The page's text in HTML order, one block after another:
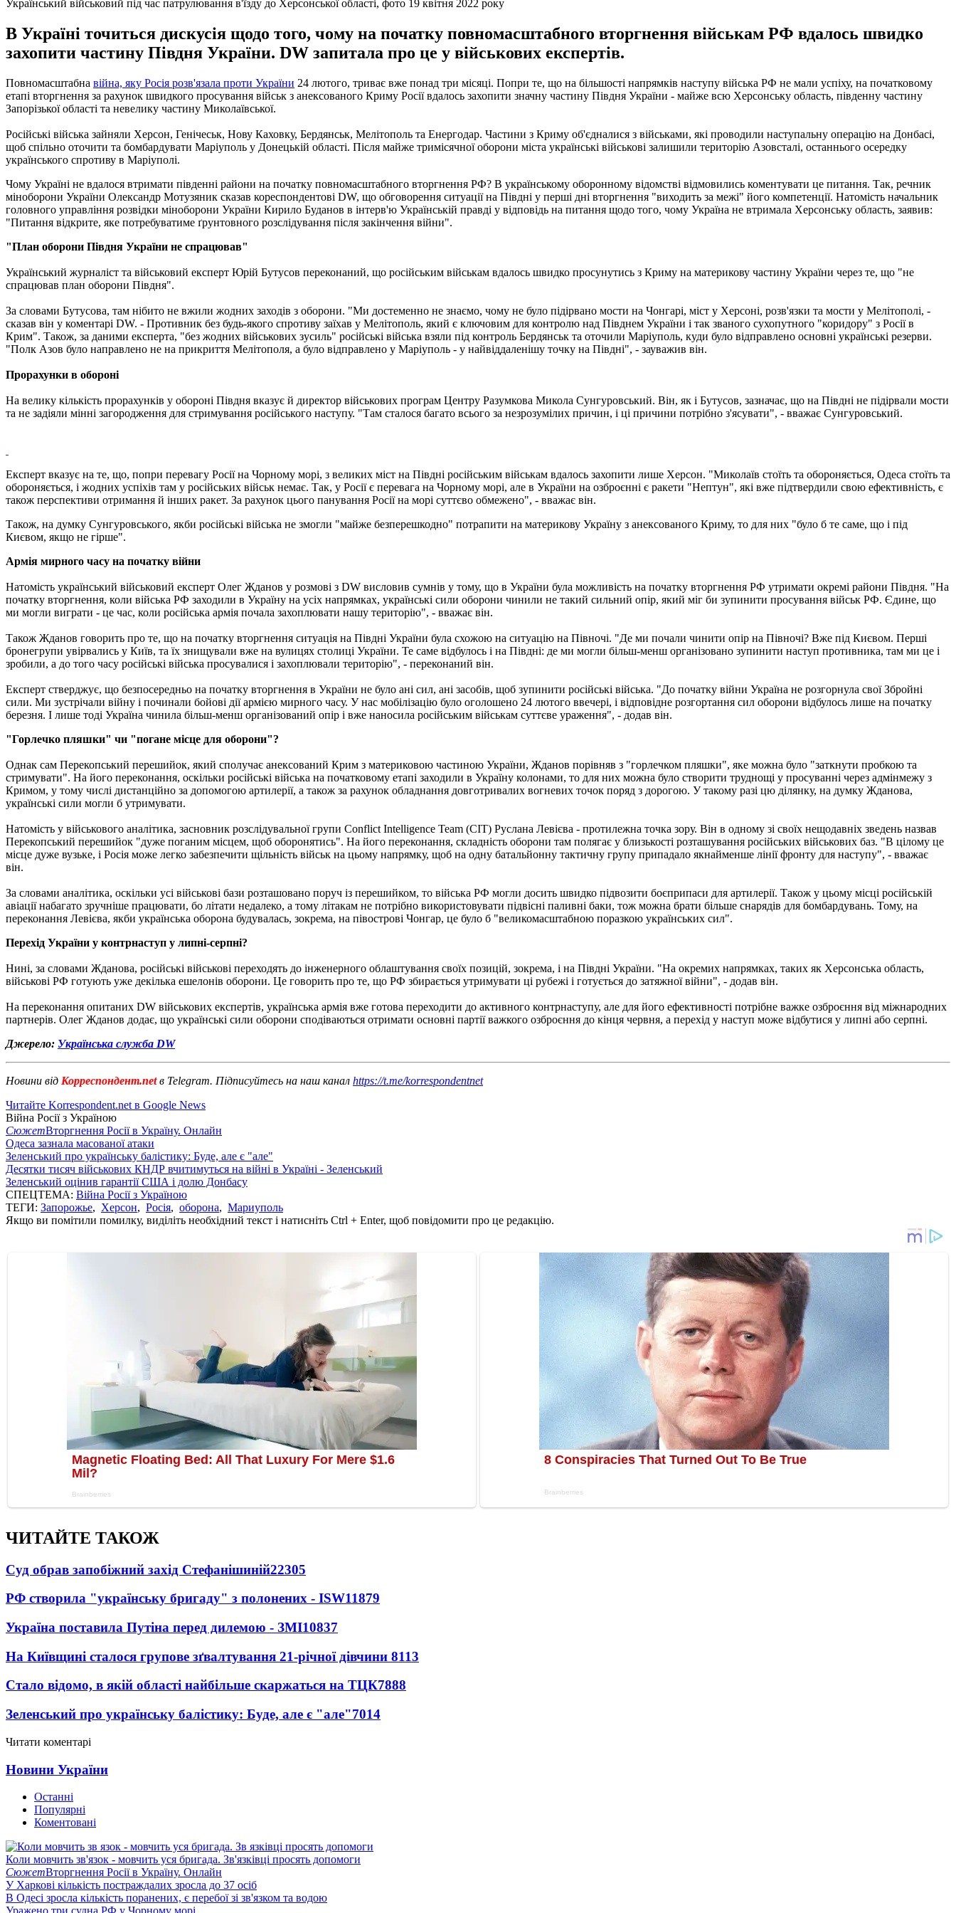
Український військовий під час патрулювання в'їзду до Херсонської області, фото 19 квітня 2022 року
В Україні точиться дискусія щодо того, чому на початку повномасштабного вторгнення військам РФ вдалось швидко
захопити частину Півдня України. DW запитала про це у військових експертів.
Повномасштабна війна, яку Росія розв'язала проти України 24 лютого, триває вже понад три місяці. Попри те, що на більшості напрямків наступу війська РФ не мали успіху, на початковому
етапі вторгнення за рахунок швидкого просування військ з анексованого Криму Росії вдалось захопити значну частину Півдня України - майже всю Херсонську область, південну частину
Запорізької області та невелику частину Миколаївської.
Російські війська зайняли Херсон, Генічеськ, Нову Каховку, Бердянськ, Мелітополь та Енергодар. Частини з Криму об'єдналися з військами, які проводили наступальну операцію на Донбасі,
щоб спільно оточити та бомбардувати Маріуполь у Донецькій області. Після майже тримісячної оборони міста українські військові залишили територію Азовсталі, останнього осередку
українського спротиву в Маріуполі.
Чому Україні не вдалося втримати південні райони на початку повномасштабного вторгнення РФ? В українському оборонному відомстві відмовились коментувати це питання. Так, речник
міноборони України Олександр Мотузяник сказав кореспондентові DW, що обговорення ситуації на Півдні у перші дні вторгнення "виходить за межі" його компетенції. Натомість начальник
головного управління розвідки міноборони України Кирило Буданов в інтерв'ю Українській правді у відповідь на питання щодо того, чому Україна не втримала Херсонську область, заявив:
"Питання відкрите, яке потребуватиме ґрунтовного розслідування після закінчення війни".
"План оборони Півдня України не спрацював"
Український журналіст та військовий експерт Юрій Бутусов переконаний, що російським військам вдалось швидко просунутись з Криму на материкову частину України через те, що "не
спрацював план оборони Півдня".
За словами Бутусова, там нібито не вжили жодних заходів з оборони. "Ми достеменно не знаємо, чому не було підірвано мости на Чонгарі, міст у Херсоні, розв'язки та мости у Мелітополі, -
сказав він у коментарі DW. - Противник без будь-якого спротиву заїхав у Мелітополь, який є ключовим для контролю над Півднем України і так званого сухопутного "коридору" з Росії в
Крим". Також, за даними експерта, "без жодних військових зусиль" російські війська взяли під контроль Бердянськ та оточили Маріуполь, куди було відправлено основні українські резерви.
"Полк Азов було направлено не на прикриття Мелітополя, а було відправлено у Маріуполь - у найвіддаленішу точку на Півдні", - зауважив він.
Прорахунки в обороні
На велику кількість прорахунків у обороні Півдня вказує й директор військових програм Центру Разумкова Микола Сунгуровський. Він, як і Бутусов, зазначає, що на Півдні не підірвали мости
та не задіяли мінні загородження для стримування російського наступу. "Там сталося багато всього за незрозумілих причин, і ці причини потрібно з'ясувати", - вважає Сунгуровський.
Експерт вказує на те, що, попри перевагу Росії на Чорному морі, з великих міст на Півдні російським військам вдалось захопити лише Херсон. "Миколаїв стоїть та обороняється, Одеса стоїть та
обороняється, і жодних успіхів там у російських військ немає. Так, у Росії є перевага на Чорному морі, але в України на озброєнні є ракети "Нептун", які вже підтвердили свою ефективність, є
також перспективи отримання й інших ракет. За рахунок цього панування Росії на морі суттєво обмежено", - вважає він.
Також, на думку Сунгуровського, якби російські війська не змогли "майже безперешкодно" потрапити на материкову Україну з анексованого Криму, то для них "було б те саме, що і під
Києвом, якщо не гірше".
Армія мирного часу на початку війни
Натомість український військовий експерт Олег Жданов у розмові з DW висловив сумнів у тому, що в України була можливість на початку вторгнення РФ утримати окремі райони Півдня. "На
початку вторгнення, коли війська РФ заходили в Україну на усіх напрямках, українські сили оборони чинили не такий сильний опір, який міг би зупинити просування військ РФ. Єдине, що
ми могли виграти - це час, коли російська армія почала захоплювати нашу територію", - вважає він.
Також Жданов говорить про те, що на початку вторгнення ситуація на Півдні України була схожою на ситуацію на Півночі. "Де ми почали чинити опір на Півночі? Вже під Києвом. Перші
бронегрупи увірвались у Київ, та їх знищували вже на вулицях столиці України. Те саме відбулось і на Півдні: де ми могли більш-менш організовано зупинити наступ противника, там ми це і
зробили, а до того часу російські війська просувалися і захоплювали територію", - переконаний він.
Експерт стверджує, що безпосередньо на початку вторгнення в України не було ані сил, ані засобів, щоб зупинити російські війська. "До початку війни Україна не розгорнула свої Збройні
сили. Ми зустрічали війну і починали бойові дії армією мирного часу. У нас мобілізацію було оголошено 24 лютого ввечері, і відповідне розгортання сил оборони відбулось лише на початку
березня. І лише тоді Україна чинила більш-менш організований опір і вже наносила російським військам суттєве ураження", - додав він.
"Горлечко пляшки" чи "погане місце для оборони"?
Однак сам Перекопський перешийок, який сполучає анексований Крим з материковою частиною України, Жданов порівняв з "горлечком пляшки", яке можна було "заткнути пробкою та
стримувати". На його переконання, оскільки російські війська на початковому етапі заходили в Україну колонами, то для них можна було створити труднощі у просуванні через адмінмежу з
Кримом, у тому числі дистанційно за допомогою артилерії, а також за рахунок обладнання довготривалих вогневих точок поряд з дорогою. У такому разі цю ділянку, на думку Жданова,
українські сили могли б утримувати.
Натомість у військового аналітика, засновник розслідувальної групи Conflict Intelligence Team (CIT) Руслана Левієва - протилежна точка зору. Він в одному зі своїх нещодавніх зведень назвав
Перекопський перешийок "дуже поганим місцем, щоб оборонятись". На його переконання, складність оборони там полягає у близькості розташування російських військових баз. "В цілому це
місце дуже вузьке, і Росія може легко забезпечити щільність військ на цьому напрямку, щоб на одну батальйонну тактичну групу припадало якнайменше лінії фронту для наступу", - вважає
він.
За словами аналітика, оскільки усі військові бази розташовано поруч із перешийком, то війська РФ могли досить швидко підвозити боєприпаси для артилерії. Також у цьому місці російській
авіації набагато зручніше працювати, бо літати недалеко, а тому літакам не потрібно використовувати підвісні паливні баки, тож можна брати більше снарядів для бомбардувань. Тому, на
переконання Левієва, якби українська оборона будувалась, зокрема, на півострові Чонгар, це було б "великомасштабною поразкою українських сил".
Перехід України у контрнаступ у липні-серпні?
Нині, за словами Жданова, російські військові переходять до інженерного облаштування своїх позицій, зокрема, і на Півдні України. "На окремих напрямках, таких як Херсонська область,
військові РФ готують уже декілька ешелонів оборони. Це говорить про те, що РФ збирається утримувати ці рубежі і готується до затяжної війни", - додав він.
На переконання опитаних DW військових експертів, українська армія вже готова переходити до активного контрнаступу, але для його ефективності потрібне важке озброєння від міжнародних
партнерів. Олег Жданов додає, що українські сили оборони сподіваються отримати основні партії важкого озброєння до кінця червня, а перехід у наступ може відбутися у липні або серпні.
Джерело: Українська служба DW
Новини від Корреспондент.netв Telegram. Підписуйтесь на наш канал https://t.me/korrespondentnet
Читайте Korrespondent.net в Google News
Війна Росії з Україною
СюжетВторгнення Росії в Україну. Онлайн
Одеса зазнала масованої атаки
Зеленський про українську балістику: Буде, але є "але"
Десятки тисяч військових КНДР вчитимуться на війні в Україні - Зеленський
Зеленський оцінив гарантії США і долю Донбасу
СПЕЦТЕМА: Війна Росії з Україною
ТЕГИ: Запорожье, Херсон, Росія, оборона, Мариуполь
Якщо ви помітили помилку, виділіть необхідний текст і натисніть Ctrl + Enter, щоб повідомити про це редакцію.
ЧИТАЙТЕ ТАКОЖ
Суд обрав запобіжний захід Стефанішиній22305
РФ створила "українську бригаду" з полонених - ISW11879
Україна поставила Путіна перед дилемою - ЗМІ10837
На Київщині сталося групове зґвалтування 21-річної дівчини 8113
Стало відомо, в якій області найбільше скаржаться на ТЦК7888
Зеленський про українську балістику: Буде, але є "але"7014
Читати коментарі
Новини України
Останні
Популярні
Коментовані
Коли мовчить зв'язок - мовчить уся бригада. Зв'язківці просять допомоги
СюжетВторгнення Росії в Україну. Онлайн
У Харкові кількість постраждалих зросла до 37 осіб
В Одесі зросла кількість поранених, є перебої зі зв'язком та водою